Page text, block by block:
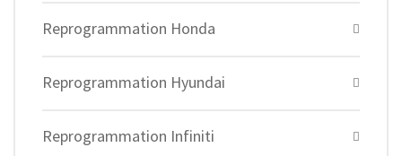
Reprogrammation Honda
Reprogrammation Hyundai
Reprogrammation Infiniti